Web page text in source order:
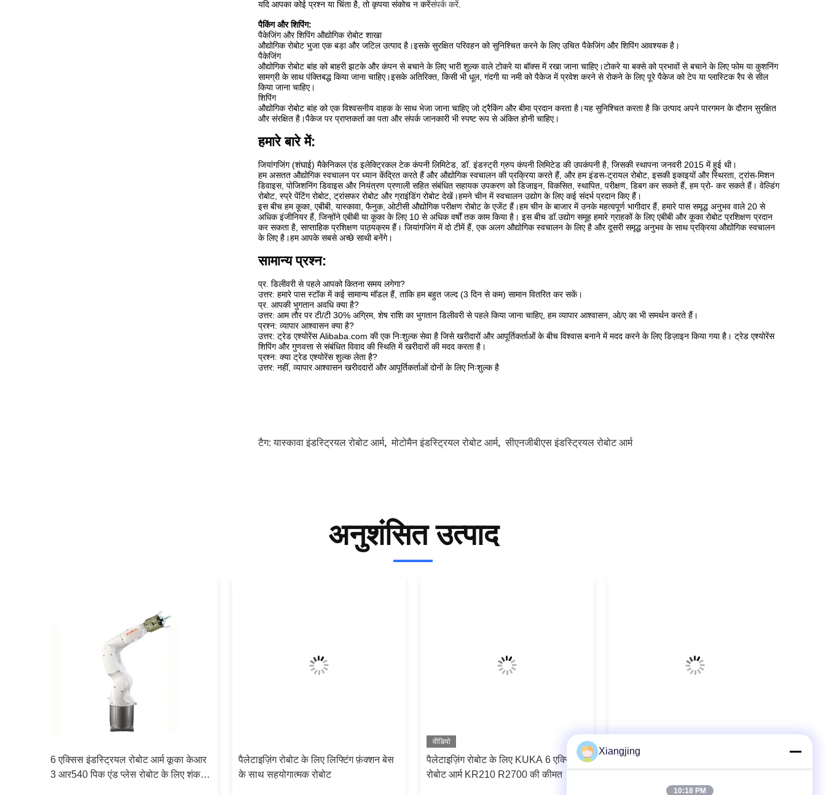
यदि आपका कोई प्रश्न या चिंता है, तो कृपया संकोच न करेंसंपर्क करें.
पैकिंग और शिपिंग:
पैकेजिंग और शिपिंग औद्योगिक रोबोट शाखा
औद्योगिक रोबोट भुजा एक बड़ा और जटिल उत्पाद है।इसके सुरक्षित परिवहन को सुनिश्चित करने के लिए उचित पैकेजिंग और शिपिंग आवश्यक है।
पैकेजिंग
औद्योगिक रोबोट बांह को बाहरी झटके और कंपन से बचाने के लिए भारी शुल्क वाले टोकरे या बॉक्स में रखा जाना चाहिए।टोकरे या बक्से को प्रभावों से बचाने के लिए फोम या कुशनिंग
सामग्री के साथ पंक्तिबद्ध किया जाना चाहिए।इसके अतिरिक्त, किसी भी धूल, गंदगी या नमी को पैकेज में प्रवेश करने से रोकने के लिए पूरे पैकेज को टेप या प्लास्टिक रैप से सील
किया जाना चाहिए।
शिपिंग
औद्योगिक रोबोट बांह को एक विश्वसनीय वाहक के साथ भेजा जाना चाहिए जो ट्रैकिंग और बीमा प्रदान करता है।यह सुनिश्चित करता है कि उत्पाद अपने पारगमन के दौरान सुरक्षित
और संरक्षित है।पैकेज पर प्राप्तकर्ता का पता और संपर्क जानकारी भी स्पष्ट रूप से अंकित होनी चाहिए।
हमारे बारे में:
जियांगजिंग (शंघाई) मैकेनिकल एंड इलेक्ट्रिकल टेक कंपनी लिमिटेड, डॉ. इंडस्ट्री ग्रुप कंपनी लिमिटेड की उपकंपनी है, जिसकी स्थापना जनवरी 2015 में हुई थी।
हम असतत औद्योगिक स्वचालन पर ध्यान केंद्रित करते हैं और औद्योगिक स्वचालन की प्रक्रिया करते हैं, और हम इंडस-ट्रायल रोबोट, इसकी इकाइयों और स्थिरता, ट्रांस-मिशन
डिवाइस, पोजिशनिंग डिवाइस और नियंत्रण प्रणाली सहित संबंधित सहायक उपकरण को डिजाइन, विकसित, स्थापित, परीक्षण, डिबग कर सकते हैं, हम प्रो- कर सकते हैं। वेल्डिंग
रोबोट, स्प्रे पेंटिंग रोबोट, ट्रांसफर रोबोट और ग्राइंडिंग रोबोट देखें।हमने चीन में स्वचालन उद्योग के लिए कई संदर्भ प्रदान किए हैं।
इस बीच हम कूका, एबीबी, यास्कावा, फैनुक, ओटीसी औद्योगिक परीक्षण रोबोट के एजेंट हैं।हम चीन के बाजार में उनके महत्वपूर्ण भागीदार हैं, हमारे पास समृद्ध अनुभव वाले 20 से
अधिक इंजीनियर हैं, जिन्होंने एबीबी या कूका के लिए 10 से अधिक वर्षों तक काम किया है। इस बीच डॉ.उद्योग समूह हमारे ग्राहकों के लिए एबीबी और कूका रोबोट प्रशिक्षण प्रदान
कर सकता है, साप्ताहिक प्रशिक्षण पाठ्यक्रम हैं। जियांगजिंग में दो टीमें हैं, एक अलग औद्योगिक स्वचालन के लिए है और दूसरी समृद्ध अनुभव के साथ प्रक्रिया औद्योगिक स्वचालन
के लिए है।हम आपके सबसे अच्छे साथी बनेंगे।
सामान्य प्रश्न:
प्र. डिलीवरी से पहले आपको कितना समय लगेगा?
उत्तर: हमारे पास स्टॉक में कई सामान्य मॉडल हैं, ताकि हम बहुत जल्द (3 दिन से कम) सामान वितरित कर सकें।
प्र. आपकी भुगतान अवधि क्या है?
उत्तर: आम तौर पर टी/टी 30% अग्रिम, शेष राशि का भुगतान डिलीवरी से पहले किया जाना चाहिए, हम व्यापार आश्वासन, ओ/ए का भी समर्थन करते हैं।
प्रश्न: व्यापार आश्वासन क्या है?
उत्तर: ट्रेड एश्योरेंस Alibaba.com की एक निःशुल्क सेवा है जिसे खरीदारों और आपूर्तिकर्ताओं के बीच विश्वास बनाने में मदद करने के लिए डिज़ाइन किया गया है। ट्रेड एश्योरेंस
शिपिंग और गुणवत्ता से संबंधित विवाद की स्थिति में खरीदारों की मदद करता है।
प्रश्न: क्या ट्रेड एश्योरेंस शुल्क लेता है?
उत्तर: नहीं, व्यापार आश्वासन खरीददारों और आपूर्तिकर्ताओं दोनों के लिए निःशुल्क है
टैग:यास्कावा इंडस्ट्रियल रोबोट आर्म,मोटोमैन इंडस्ट्रियल रोबोट आर्म,सीएनजीबीएस इंडस्ट्रियल रोबोट आर्म
अनुशंसित उत्पाद
6 एक्सिस इंडस्ट्रियल रोबोट आर्म कूका केआर
3 आर540 पिक एंड प्लेस रोबोट के लिए शंक 3
पैलेटाइज़िंग रोबोट के लिए लिफ्टिंग फ़ंक्शन बेस
के साथ सहयोगात्मक रोबोट
वीडियो
पैलेटाइज़िंग रोबोट के लिए KUKA 6 एक्सिस
रोबोट आर्म KR210 R2700 की कीमत
औद्योगिक स्वचालन समाधान के रूप में यास्कावा
सीएनजीबीएस औद्योगिक रोबोट शाखा
Xiangjing
10:18 PM